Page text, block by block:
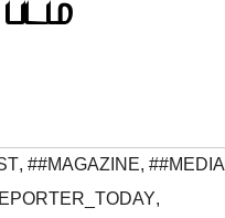
, ##MAGAZINE, ##MEDIA
,